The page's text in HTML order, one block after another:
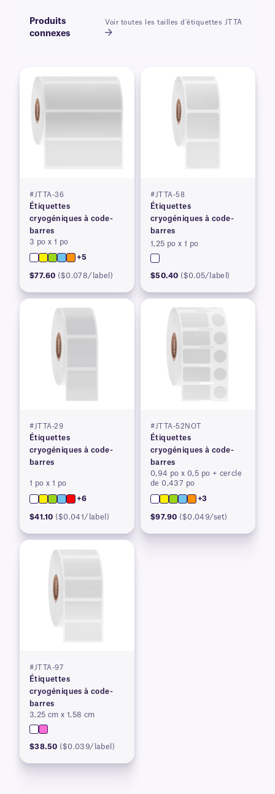
Produits
connexes
Voir toutes les tailles d'étiquettes JTTA
#JTTA-36
Étiquettes
cryogéniques à code-
barres
3 po x 1 po
+5
$77.60 ($0.078/label)
#JTTA-58
Étiquettes
cryogéniques à code-
barres
1,25 po x 1 po
$50.40 ($0.05/label)
#JTTA-29
Étiquettes
cryogéniques à code-
barres
1 po x 1 po
+6
$41.10 ($0.041/label)
#JTTA-52NOT
Étiquettes
cryogéniques à code-
barres
0,94 po x 0,5 po + cercle
de 0,437 po
+3
$97.90 ($0.049/set)
#JTTA-97
Étiquettes
cryogéniques à code-
barres
3,25 cm x 1,58 cm
$38.50 ($0.039/label)